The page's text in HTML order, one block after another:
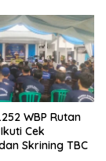
WBP Rutan
Cek
Skrining TBC